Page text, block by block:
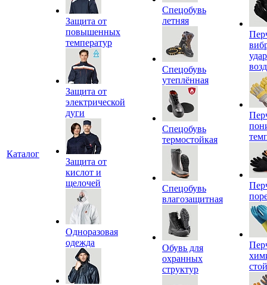
Каталог
Защита от
повышенных
температур
Защита от
электрической
дуги
Защита от
кислот и
щелочей
Одноразовая
одежда
Спецобувь
летняя
Спецобувь
утеплённая
Спецобувь
термостойкая
Спецобувь
влагозащитная
Обувь для
охранных
структур